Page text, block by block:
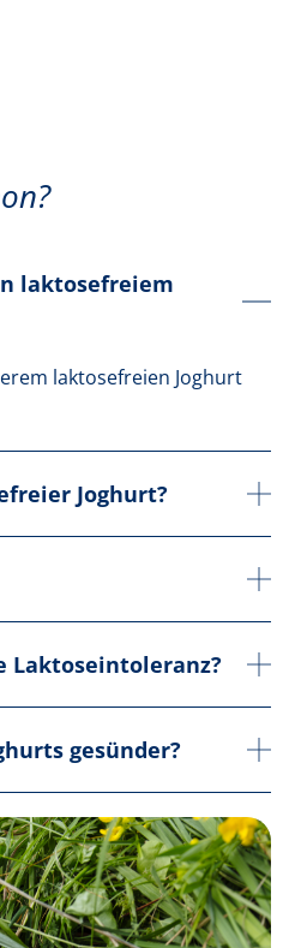
laktosefreiem
laktosefreien Joghurt
Joghurt?
Laktoseintoleranz?
gesünder?